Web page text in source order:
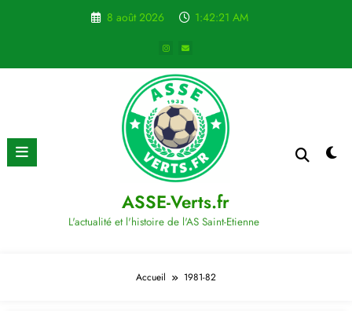
8 août 2026 1:42:21 AM
ASSE-Verts.fr
L'actualité et l'histoire de l'AS Saint-Etienne
Accueil 1981-82